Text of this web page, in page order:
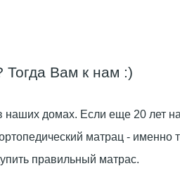
Тогда Вам к нам :)
домах. Если еще 20 лет
матрац -
правильный матрас.